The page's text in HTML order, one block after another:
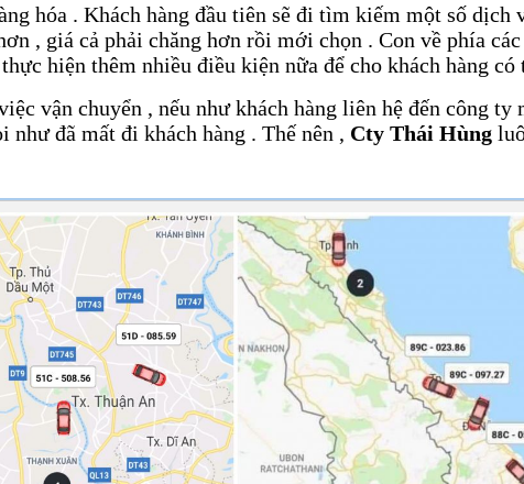
hóa . Khách hàng đầu tiên sẽ đi tìm kiếm một số dịch
, giá cả phải chăng hơn rồi mới chọn . Con về phía
hiện thêm nhiều điều kiện nữa để cho khách hàng
vận chuyển , nếu như khách hàng liên hệ đến công
đã mất đi khách hàng . Thế nên , Cty Thái Hùng